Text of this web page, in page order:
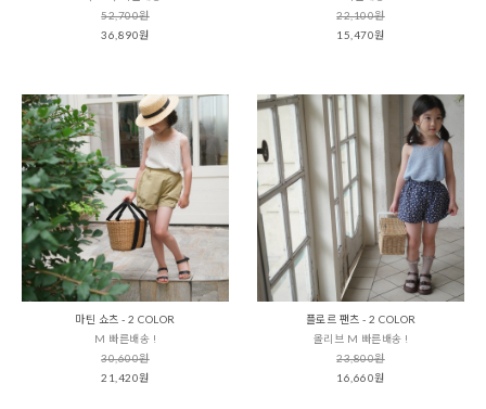
52,700원
36,890원
22,100원
15,470원
마틴 쇼츠 - 2 COLOR
M 빠른배송 !
30,600원
21,420원
플로르 팬츠 - 2 COLOR
올리브 M 빠른배송 !
23,800원
16,660원